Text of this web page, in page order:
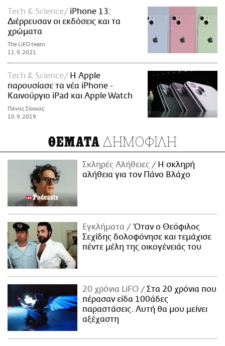
Τech & Science
iPhone 13:
Διέρρευσαν οι εκδόσεις και τα
χρώματα
The LiFO team
11.9.2021
Τech & Science
Η Apple
παρουσίασε τα νέα iPhone -
Καινούργιο iPad και Apple Watch
Πάνος Σάκκας
10.9.2019
ΘΕΜΑΤΑ ΔΗΜΟΦΙΛΗ
Σκληρές Αλήθειες
H σκληρή
αλήθεια για τον Πάνο Βλάχο
Εγκλήματα
Όταν ο Θεόφιλος
Σεχίδης δολοφόνησε και τεμάχισε
πέντε μέλη της οικογένειάς του
20 χρόνια LiFO
Στα 20 χρόνια που
πέρασαν είδα 100άδες
παραστάσεις. Αυτή θα μου μείνει
αξέχαστη